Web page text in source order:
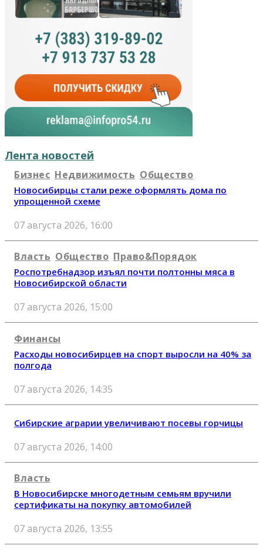
Лента новостей
Бизнес Недвижимость Общество
Новосибирцы стали реже оформлять дома по
упрощенной схеме
07 августа 2026, 16:00
Власть Общество Право&Порядок
Роспотребнадзор изъял почти полтонны мяса в
Новосибирской области
07 августа 2026, 15:00
Финансы
Расходы новосибирцев на спорт выросли на 40% за
полгода
07 августа 2026, 14:35
Сибирские аграрии увеличивают посевы горчицы
07 августа 2026, 14:00
Власть
В Новосибирске многодетным семьям вручили
сертификаты на покупку автомобилей
07 августа 2026, 13:55